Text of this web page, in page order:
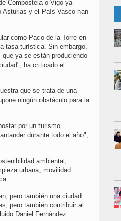
Compostela o Vigo ya
Asturias y el País Vasco han
como Paco de la Torre en
tasa turística. Sin embargo,
ya se están produciendo
ha criticado el
que se trata de una
ningún obstáculo para la
por un turismo
durante todo el año",
ambiental,
urbana, movilidad
pero también una ciudad
pero también contribuir al
Daniel Fernández.